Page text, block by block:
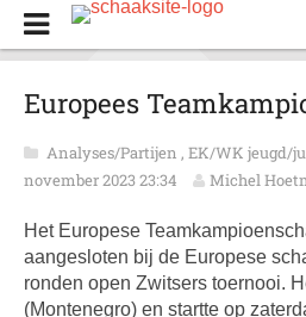
Europees
Analyses/Partijen , EK/WK jeugd/
november 2023 23:34
Michel
Het Europese
aangesloten bij de Europese
ronden open Zwitsers toernooi.
(Montenegro) en startte op